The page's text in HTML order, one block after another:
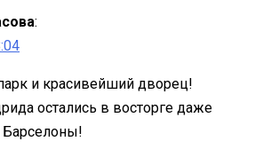
:
и красивейший дворец!
остались в восторге даже